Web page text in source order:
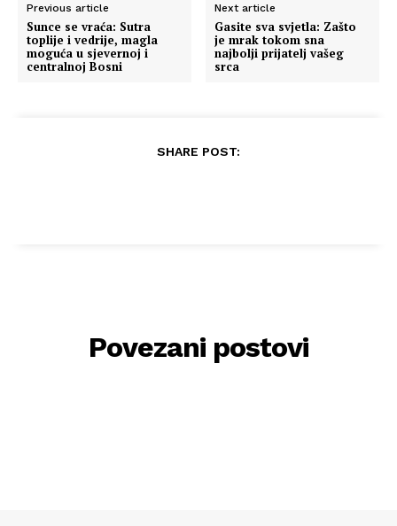
Previous article
Sunce se vraća: Sutra
toplije i vedrije, magla
moguća u sjevernoj i
centralnoj Bosni
Next article
Gasite sva svjetla: Zašto
je mrak tokom sna
najbolji prijatelj vašeg
srca
SHARE POST:
Povezani postovi